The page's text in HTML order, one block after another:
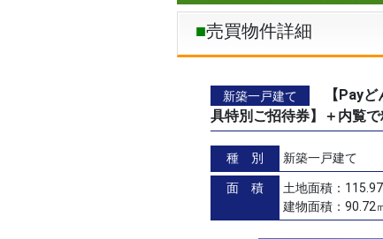
売買物件詳細
新築一戸建て
【Pay
具特別ご招待券】＋内覧
種 別 新築一戸建て
面 積
土地面積：115.97
建物面積：90.72